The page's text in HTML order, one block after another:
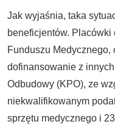
Jak wyjaśnia, taka
beneficjentów. Placówki
Funduszu Medycznego,
dofinansowanie z
Odbudowy (KPO), ze
niekwalifikowanym
sprzętu medycznego i